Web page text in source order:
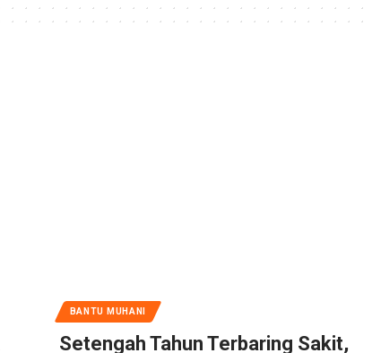
BANTU MUHANI
Setengah Tahun Terbaring Sakit,